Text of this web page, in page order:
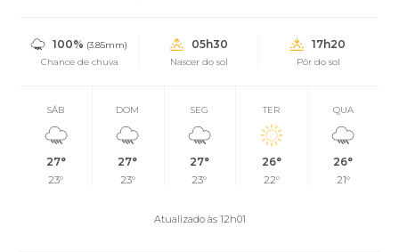
100% (3.85mm)
Chance de chuva
05h30
Nascer do sol
17h20
Pôr do sol
SÁB
27°
23°
DOM
27°
23°
SEG
27°
23°
TER
26°
22°
QUA
26°
21°
Atualizado às 12h01